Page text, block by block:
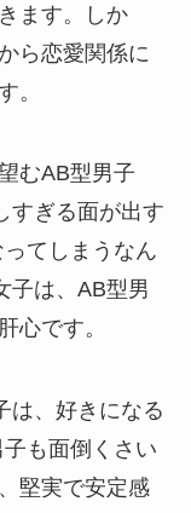
ます。しか
ら恋愛関係に
。
むAB型男子
すぎる面が出す
てしまうなん
子は、AB型男
心です。
は、好きになる
も面倒くさい
堅実で安定感